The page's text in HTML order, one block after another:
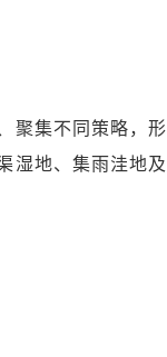
聚集不同策略，
湿地、集雨洼地